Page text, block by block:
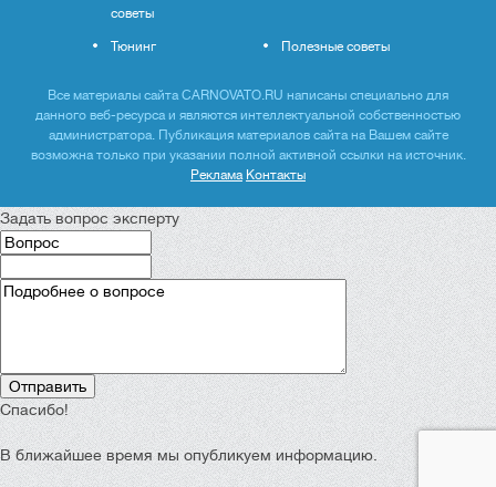
советы
Тюнинг Полезные советы
Все материалы сайта CARNOVATO.RU написаны специально для
данного веб-ресурса и являются интеллектуальной собственностью
администратора. Публикация материалов сайта на Вашем сайте
возможна только при указании полной активной ссылки на источник.
Реклама Контакты
Задать вопрос эксперту
Спасибо!
В ближайшее время мы опубликуем информацию.